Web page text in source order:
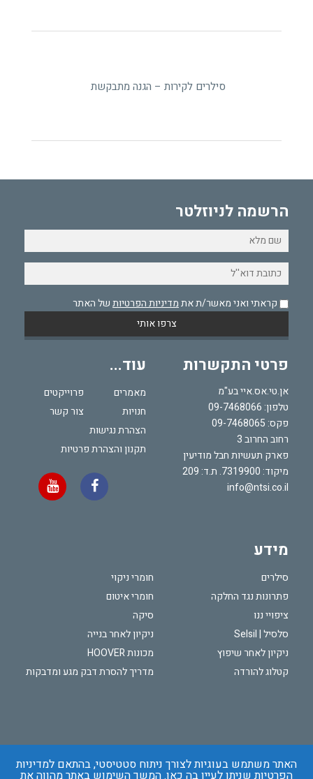
סילרים לקירות – הגנה מתבקשת
הרשמה לניוזלטר
קראתי ואני מאשר/ת אתמדיניות הפרטיותשל האתר
פרטי התקשרות
אן.טי.אס.איי בע"מ
טלפון: 09-7468066
פקס: 09-7468065
רחוב החרוב 3
פארק תעשיות חבל מודיעין
מיקוד: 7319900. ת.ד: 209
info@ntsi.co.il
מידע
סילרים
חומרי ניקוי
פתרונות נגד החלקה
חומרי איטום
ציפויי ננו
סיקה
סלסיל | Selsil
ניקיון לאחר בנייה
ניקיון לאחר שיפוץ
מכונות HOOVER
קטלוג להורדה
מדריך להסרת דבק מגע ומדבקות
עוד...
מאמרים
פרוייקטים
חנויות
צור קשר
הצהרת נגישות
תקנון והצהרת פרטיות
האתר משתמש בעוגיות לצורך ניתוח סטטיסטי, בהתאם למדיניות
הפרטיות שניתן לעיין בה כאן. המשך השימוש באתר מהווה את